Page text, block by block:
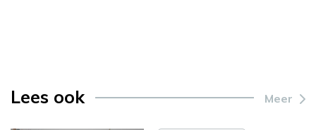
Lees ook Meer